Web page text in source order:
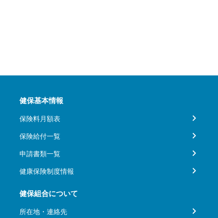
健保基本情報
保険料月額表
保険給付一覧
申請書類一覧
健康保険制度情報
健保組合について
所在地・連絡先